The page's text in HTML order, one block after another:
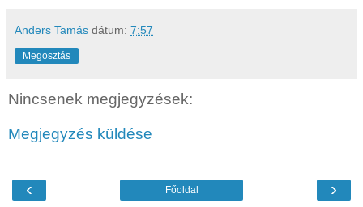
Anders Tamás dátum: 7:57
Megosztás
Nincsenek megjegyzések:
Megjegyzés küldése
‹ ›
Főoldal